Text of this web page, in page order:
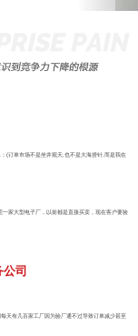
(订单市场不是坐井观天,也不是大海捞针,而是我在
家大型电子厂，以前都是直接买卖，现在客户要验
司
天有几百家工厂因为验厂通不过导致订单减少甚至